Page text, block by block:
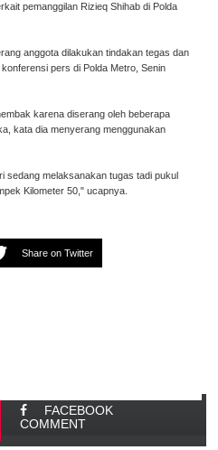
pemanggilan Rizieq Shihab di Polda
anggota dilakukan tindakan tegas dan
pers di Polda Metro, Senin
karena diserang oleh beberapa
kata dia menyerang menggunakan
sedang melaksanakan tugas tadi pukul
Kilometer 50," ucapnya.
Share on Twitter
FACEBOOK
COMMENT